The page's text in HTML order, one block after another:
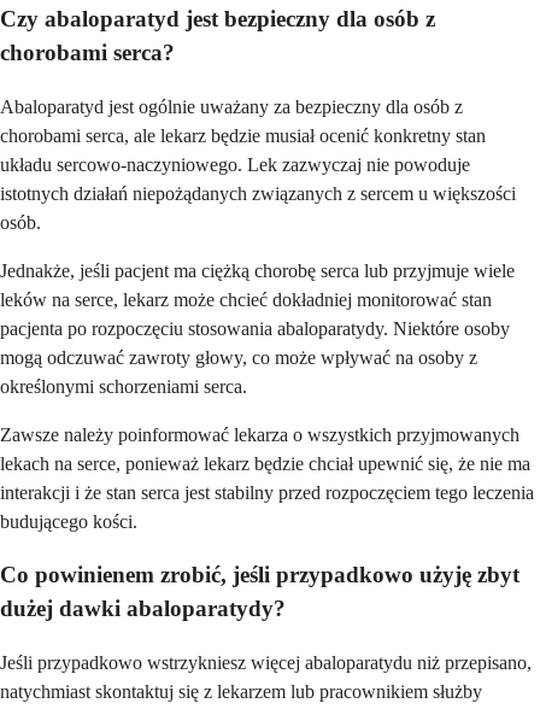
Czy abaloparatyd jest bezpieczny dla osób z
chorobami serca?
Abaloparatyd jest ogólnie uważany za bezpieczny dla osób z
chorobami serca, ale lekarz będzie musiał ocenić konkretny stan
układu sercowo-naczyniowego. Lek zazwyczaj nie powoduje
istotnych działań niepożądanych związanych z sercem u większości
osób.
Jednakże, jeśli pacjent ma ciężką chorobę serca lub przyjmuje wiele
leków na serce, lekarz może chcieć dokładniej monitorować stan
pacjenta po rozpoczęciu stosowania abaloparatydy. Niektóre osoby
mogą odczuwać zawroty głowy, co może wpływać na osoby z
określonymi schorzeniami serca.
Zawsze należy poinformować lekarza o wszystkich przyjmowanych
lekach na serce, ponieważ lekarz będzie chciał upewnić się, że nie ma
interakcji i że stan serca jest stabilny przed rozpoczęciem tego leczenia
budującego kości.
Co powinienem zrobić, jeśli przypadkowo użyję zbyt
dużej dawki abaloparatydy?
Jeśli przypadkowo wstrzykniesz więcej abaloparatydu niż przepisano,
natychmiast skontaktuj się z lekarzem lub pracownikiem służby